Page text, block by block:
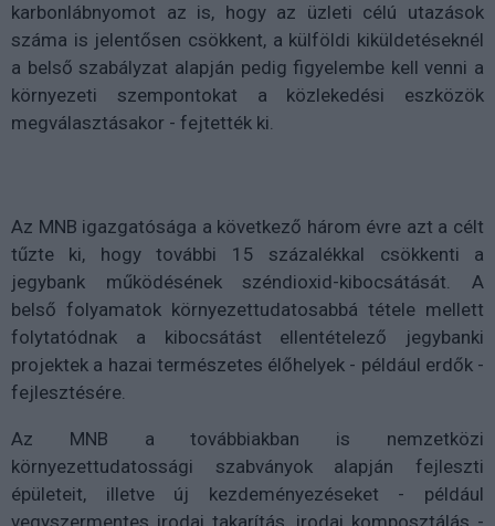
karbonlábnyomot az is, hogy az üzleti célú utazások
száma is jelentősen csökkent, a külföldi kiküldetéseknél
a belső szabályzat alapján pedig figyelembe kell venni a
környezeti szempontokat a közlekedési eszközök
megválasztásakor - fejtették ki.
Az MNB igazgatósága a következő három évre azt a célt
tűzte ki, hogy további 15 százalékkal csökkenti a
jegybank működésének széndioxid-kibocsátását. A
belső folyamatok környezettudatosabbá tétele mellett
folytatódnak a kibocsátást ellentételező jegybanki
projektek a hazai természetes élőhelyek - például erdők -
fejlesztésére.
Az MNB a továbbiakban is nemzetközi
környezettudatossági szabványok alapján fejleszti
épületeit, illetve új kezdeményezéseket - például